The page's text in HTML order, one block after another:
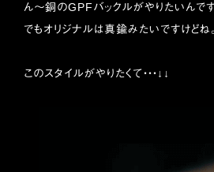
ん〜銅のGPFバックルがやりたいんです
でもオリジナルは真鍮みたいですけどね。
このスタイルがやりたくて・・・↓↓